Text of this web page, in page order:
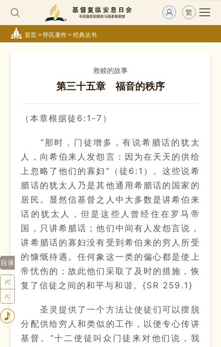
繁
首页>怀氏著作> 经典丛书
救赎的故事
​第三十五章 福音的秩序
（本章根据徒6:1-7）
“那时，门徒增多，有说希腊话的犹太
人，向希伯来人发怨言：因为在天天的供给
上忽略了他们的寡妇”（徒6:1）。这些说希
腊话的犹太人乃是其他通用希腊话的国家的
居民。显然信基督之人中大多数是讲希伯来
话的犹太人，但是这些人曾经住在罗马帝
国，只讲希腊话；他们中间有人发怨言说，
讲希腊话的寡妇没有受到希伯来的穷人所受
的慷慨待遇。任何象这一类的偏心都是使上
帝忧伤的；故此他们采取了及时的措施，恢
复了信徒之间的和平与和谐。{SR 259.1}
圣灵提供了一个方法让使徒们可以摆脱
分配供给穷人和类似的工作，以便专心传讲
基督。“十二使徒叫众门徒来对他们说，我
目录